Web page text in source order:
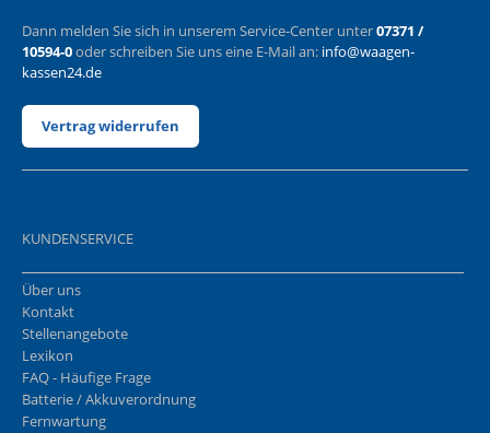
Dann melden Sie sich in unserem Service-Center unter07371 /
10594-0oder schreiben Sie uns eine E-Mail an: info@waagen-
kassen24.de
Vertrag widerrufen
KUNDENSERVICE
Über uns
Kontakt
Stellenangebote
Lexikon
FAQ - Häufige Frage
Batterie / Akkuverordnung
Fernwartung